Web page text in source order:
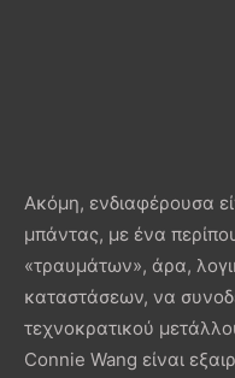
Ακόμη, ενδιαφέρουσα
μπάντας, με ένα
«τραυμάτων», άρα,
καταστάσεων, να
τεχνοκρατικού
Connie Wang είναι